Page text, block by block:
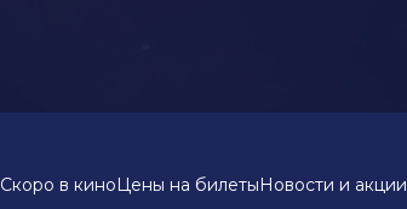
Скоро в киноЦены на билетыНовости и акции